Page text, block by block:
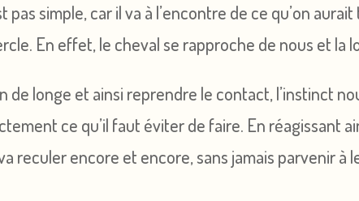
simple, car il va à l’encontre de ce qu’on
En effet, le cheval se rapproche de nous et la
de longe et ainsi reprendre le contact, l’instinct
ce qu’il faut éviter de faire. En réagissant
reculer encore et encore, sans jamais parvenir à